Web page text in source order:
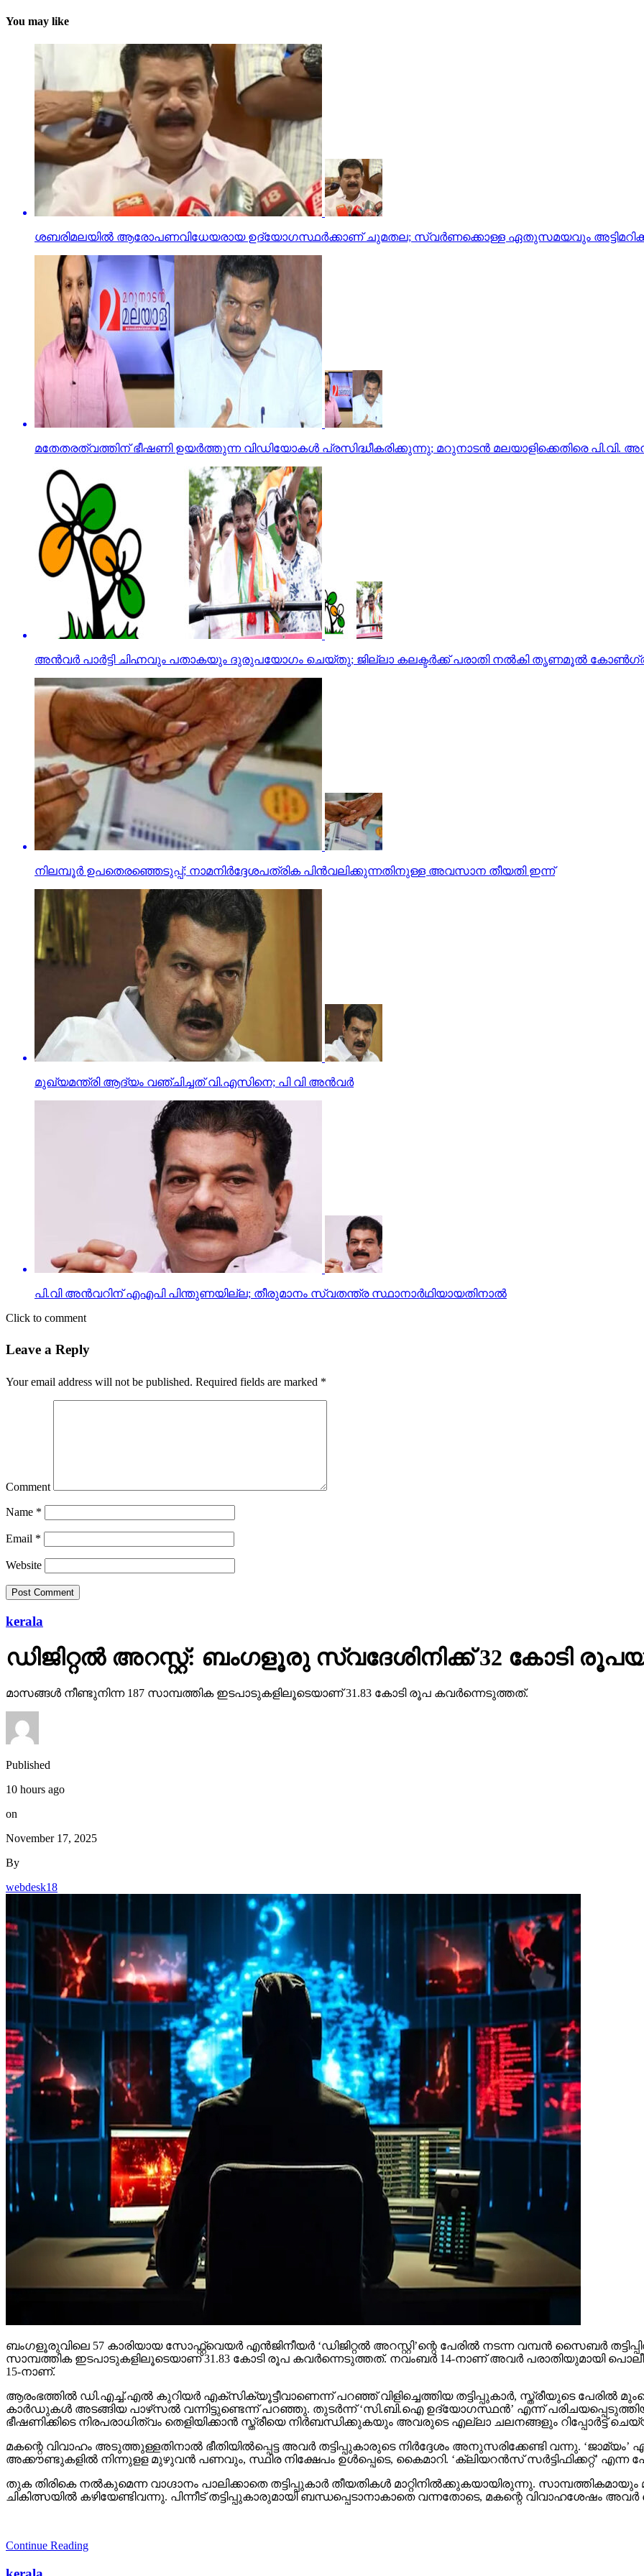
You may like
ശബരിമലയില്‍ ആരോപണവിധേയരായ ഉദ്യോഗസ്ഥര്‍ക്കാണ് ചുമതല; സ്വര്‍ണക്കൊള്ള ഏതുസമയവും
മതേതരത്വത്തിന് ഭീഷണി ഉയര്‍ത്തുന്ന വിഡിയോകള്‍ പ്രസിദ്ധീകരിക്കുന്നു; മറുനാടന്‍ മലയാളിക്കെതിരെ പി.വി.
അന്‍വര്‍ പാര്‍ട്ടി ചിഹ്നവും പതാകയും ദുരുപയോഗം ചെയ്തു; ജില്ലാ കലക്ടര്‍ക്ക് പരാതി നല്‍കി തൃണമൂല്‍
നിലമ്പൂര്‍ ഉപതെരഞ്ഞെടുപ്പ്; നാമനിര്‍ദ്ദേശപത്രിക പിന്‍വലിക്കുന്നതിനുള്ള അവസാന തീയതി ഇന്ന്
മുഖ്യമന്ത്രി ആദ്യം വഞ്ചിച്ചത് വി.എസിനെ; പി വി അന്‍വര്‍
പി.വി അന്‍വറിന് എഎപി പിന്തുണയില്ല; തീരുമാനം സ്വതന്ത്ര സ്ഥാനാര്‍ഥിയായതിനാല്‍
Click to comment
Leave a Reply
Your email address will not be published. Required fields are marked *
Comment
Name *
Email *
Website
kerala
ഡിജിറ്റല്‍ അറസ്റ്റ്: ബംഗളൂരു സ്വദേശിനിക്ക് 32 കോടി
മാസങ്ങള്‍ നീണ്ടുനിന്ന 187 സാമ്പത്തിക ഇടപാടുകളിലൂടെയാണ് 31.83 കോടി രൂപ കവര്‍ന്നെടുത്തത്.
Published
10 hours ago
on
November 17, 2025
By
webdesk18
ബംഗളൂരുവിലെ 57 കാരിയായ സോഫ്റ്റ്വെയര്‍ എന്‍ജിനീയര്‍ ‘ഡിജിറ്റല്‍ അറസ്റ്റി’ന്റെ പേരില്‍ നടന്ന വമ്പന്‍ സൈബര്‍
സാമ്പത്തിക ഇടപാടുകളിലൂടെയാണ് 31.83 കോടി രൂപ കവര്‍ന്നെടുത്തത്. നവംബര്‍ 14-നാണ് അവര്‍ പരാതിയുമായി
15-നാണ്.
ആരംഭത്തില്‍ ഡി.എച്ച്.എല്‍ കുറിയര്‍ എക്‌സിക്യൂട്ടീവാണെന്ന് പറഞ്ഞ് വിളിച്ചെത്തിയ തട്ടിപ്പുകാര്‍, സ്ത്രീയുടെ
കാര്‍ഡുകള്‍ അടങ്ങിയ പാഴ്‌സല്‍ വന്നിട്ടുണ്ടെന്ന് പറഞ്ഞു. തുടര്‍ന്ന് ‘സി.ബി.ഐ ഉദ്യോഗസ്ഥന്‍’ എന്ന് പരിചയപ്പെടുത്തിയ
ഭീഷണിക്കിടെ നിരപരാധിത്വം തെളിയിക്കാന്‍ സ്ത്രീയെ നിര്‍ബന്ധിക്കുകയും അവരുടെ എല്ലാ ചലനങ്ങളും
മകന്റെ വിവാഹം അടുത്തുള്ളതിനാല്‍ ഭീതിയില്‍പ്പെട്ട അവര്‍ തട്ടിപ്പുകാരുടെ നിര്‍ദ്ദേശം അനുസരിക്കേണ്ടി വന്നു.
അക്കൗണ്ടുകളില്‍ നിന്നുളള മുഴുവന്‍ പണവും, സ്ഥിര നിക്ഷേപം ഉള്‍പ്പെടെ, കൈമാറി. ‘ക്ലിയറന്‍സ് സര്‍ട്ടിഫിക്കറ്റ്’ എന്ന
തുക തിരികെ നല്‍കുമെന്ന വാഗ്ദാനം പാലിക്കാതെ തട്ടിപ്പുകാര്‍ തീയതികള്‍ മാറ്റിനില്‍ക്കുകയായിരുന്നു.
ചികിത്സയില്‍ കഴിയേണ്ടിവന്നു. പിന്നീട് തട്ടിപ്പുകാരുമായി ബന്ധപ്പെടാനാകാതെ വന്നതോടെ, മകന്റെ വിവാഹശേഷം
Continue Reading